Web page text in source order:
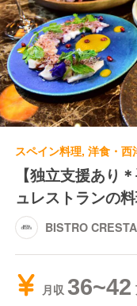
【独立支援あり
ュレストランの
BISTRO CRESTA
月収 36~42